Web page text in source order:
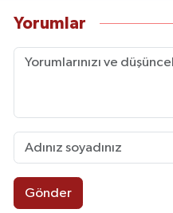
Yorumlar
Gönder